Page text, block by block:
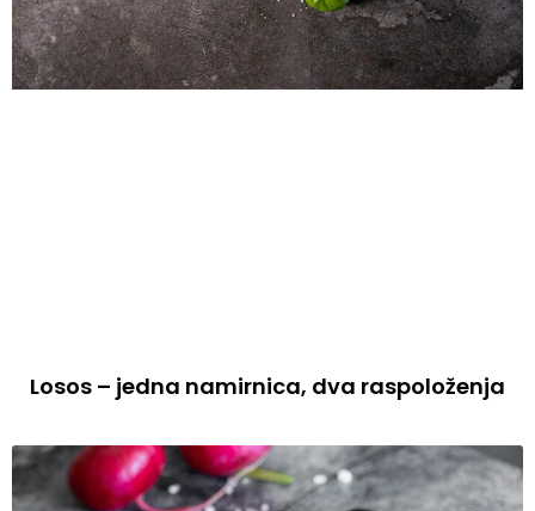
Losos – jedna namirnica, dva raspoloženja